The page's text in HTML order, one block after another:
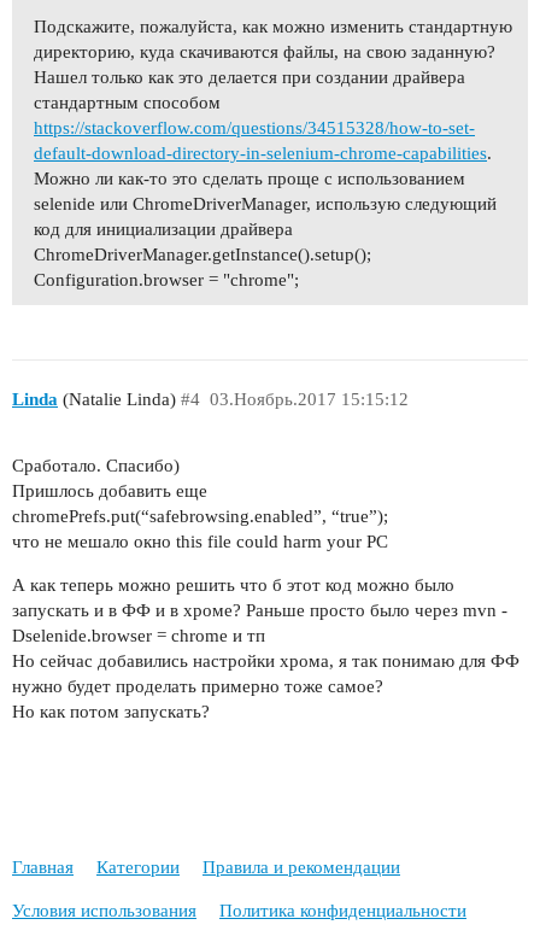
Подскажите, пожалуйста, как можно изменить стандартную
директорию, куда скачиваются файлы, на свою заданную?
Нашел только как это делается при создании драйвера
стандартным способом
https://stackoverflow.com/questions/34515328/how-to-set-
default-download-directory-in-selenium-chrome-capabilities.
Можно ли как-то это сделать проще с использованием
selenide или ChromeDriverManager, использую следующий
код для инициализации драйвера
ChromeDriverManager.getInstance().setup();
Configuration.browser = "chrome";
Linda (Natalie Linda) 03.Ноябрь.2017 15:15:12
#4
Сработало. Спасибо)
Пришлось добавить еще
chromePrefs.put(“safebrowsing.enabled”, “true”);
что не мешало окно this file could harm your PC
А как теперь можно решить что б этот код можно было
запускать и в ФФ и в хроме? Раньше просто было через mvn -
Dselenide.browser = chrome и тп
Но сейчас добавились настройки хрома, я так понимаю для ФФ
нужно будет проделать примерно тоже самое?
Но как потом запускать?
Главная Категории Правила и рекомендации
Условия использования Политика конфиденциальности